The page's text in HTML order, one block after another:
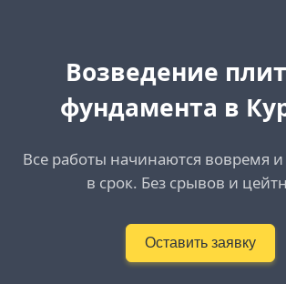
Возведение
фундамента в
Все работы начинаются вовремя
в срок. Без срывов и
Оставить заявку